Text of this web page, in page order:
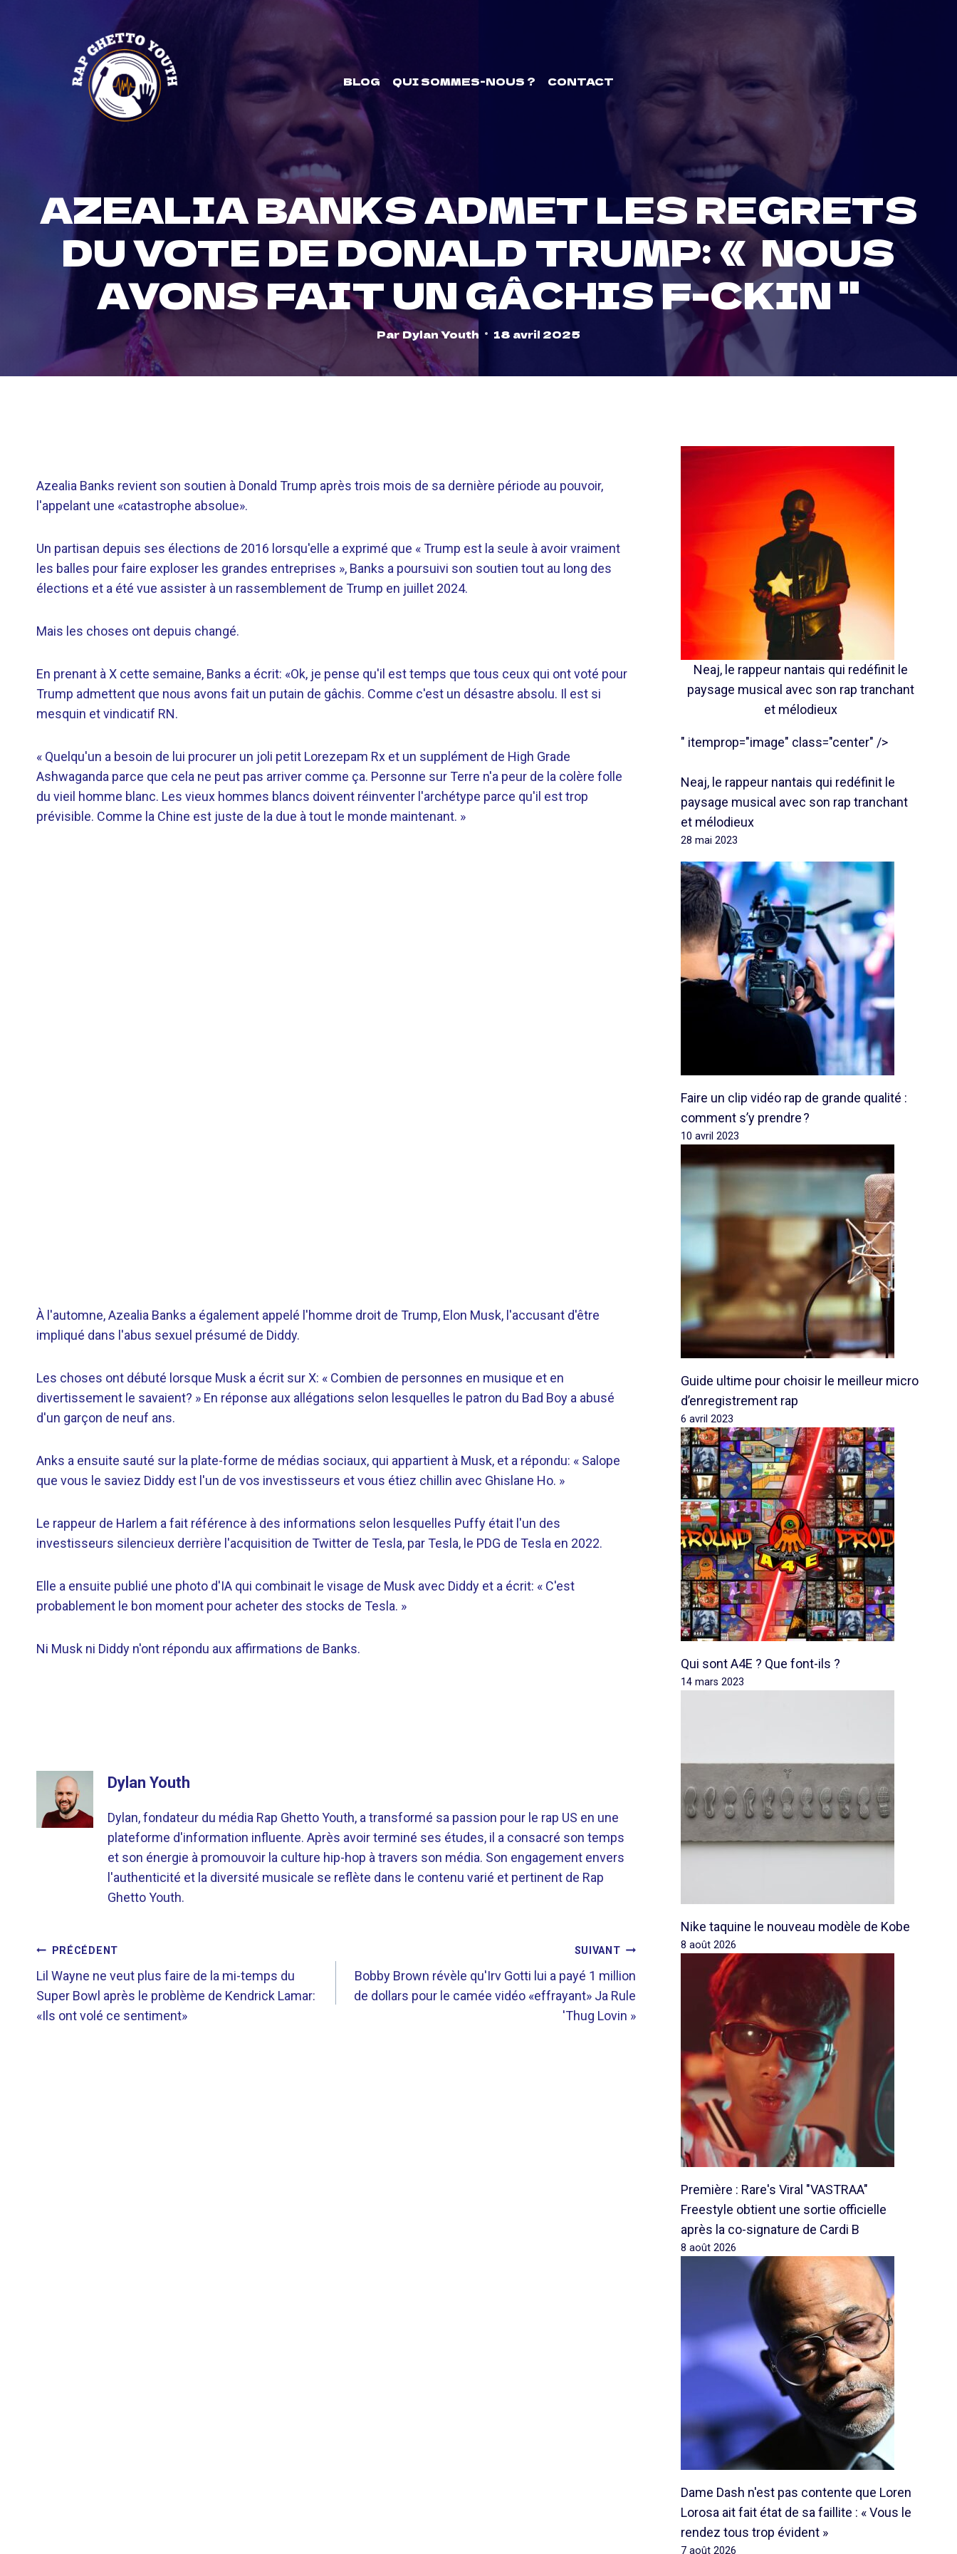
BLOG QUI SOMMES-NOUS ? CONTACT
AZEALIA BANKS ADMET LES REGRETS
DU VOTE DE DONALD TRUMP: « NOUS
AVONS FAIT UN GÂCHIS F-CKIN ''
ParDylan Youth 18 avril 2025
Azealia Banks revient son soutien à Donald Trump après trois mois de sa dernière période au pouvoir,
l'appelant une «catastrophe absolue».
Un partisan depuis ses élections de 2016 lorsqu'elle a exprimé que « Trump est la seule à avoir vraiment
les balles pour faire exploser les grandes entreprises », Banks a poursuivi son soutien tout au long des
élections et a été vue assister à un rassemblement de Trump en juillet 2024.
Mais les choses ont depuis changé.
En prenant à X cette semaine, Banks a écrit: «Ok, je pense qu'il est temps que tous ceux qui ont voté pour
Trump admettent que nous avons fait un putain de gâchis. Comme c'est un désastre absolu. Il est si
mesquin et vindicatif RN.
« Quelqu'un a besoin de lui procurer un joli petit Lorezepam Rx et un supplément de High Grade
Ashwaganda parce que cela ne peut pas arriver comme ça. Personne sur Terre n'a peur de la colère folle
du vieil homme blanc. Les vieux hommes blancs doivent réinventer l'archétype parce qu'il est trop
prévisible. Comme la Chine est juste de la due à tout le monde maintenant. »
À l'automne, Azealia Banks a également appelé l'homme droit de Trump, Elon Musk, l'accusant d'être
impliqué dans l'abus sexuel présumé de Diddy.
Les choses ont débuté lorsque Musk a écrit sur X: « Combien de personnes en musique et en
divertissement le savaient? » En réponse aux allégations selon lesquelles le patron du Bad Boy a abusé
d'un garçon de neuf ans.
Anks a ensuite sauté sur la plate-forme de médias sociaux, qui appartient à Musk, et a répondu: « Salope
que vous le saviez Diddy est l'un de vos investisseurs et vous étiez chillin avec Ghislane Ho. »
Le rappeur de Harlem a fait référence à des informations selon lesquelles Puffy était l'un des
investisseurs silencieux derrière l'acquisition de Twitter de Tesla, par Tesla, le PDG de Tesla en 2022.
Elle a ensuite publié une photo d'IA qui combinait le visage de Musk avec Diddy et a écrit: « C'est
probablement le bon moment pour acheter des stocks de Tesla. »
Ni Musk ni Diddy n'ont répondu aux affirmations de Banks.
Dylan Youth
Dylan, fondateur du média Rap Ghetto Youth, a transformé sa passion pour le rap US en une
plateforme d'information influente. Après avoir terminé ses études, il a consacré son temps
et son énergie à promouvoir la culture hip-hop à travers son média. Son engagement envers
l'authenticité et la diversité musicale se reflète dans le contenu varié et pertinent de Rap
Ghetto Youth.
NAVIGATION
DE
L’ARTICLE
PRÉCÉDENT
Lil Wayne ne veut plus faire de la mi-temps du
Super Bowl après le problème de Kendrick Lamar:
«Ils ont volé ce sentiment»
SUIVANT
Bobby Brown révèle qu'Irv Gotti lui a payé 1 million
de dollars pour le camée vidéo «effrayant» Ja Rule
'Thug Lovin »
Neaj, le rappeur nantais qui redéfinit le
paysage musical avec son rap tranchant
et mélodieux
" itemprop="image" class="center" />
Neaj, le rappeur nantais qui redéfinit le
paysage musical avec son rap tranchant
et mélodieux
28 mai 2023
Faire un clip vidéo rap de grande qualité :
comment s’y prendre ?
10 avril 2023
Guide ultime pour choisir le meilleur micro
d’enregistrement rap
6 avril 2023
Qui sont A4E ? Que font-ils ?
14 mars 2023
Nike taquine le nouveau modèle de Kobe
8 août 2026
Première : Rare's Viral "VASTRAA"
Freestyle obtient une sortie officielle
après la co-signature de Cardi B
8 août 2026
Dame Dash n'est pas contente que Loren
Lorosa ait fait état de sa faillite : « Vous le
rendez tous trop évident »
7 août 2026